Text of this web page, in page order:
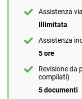
Assistenza
Illimitata
Assistenza
5 ore
Revisione da
compilati)
5 documenti